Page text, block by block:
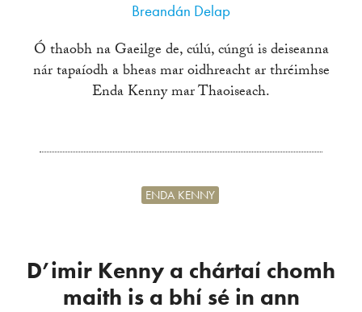
Breandán Delap
Ó thaobh na Gaeilge de, cúlú, cúngú is deiseanna
nár tapaíodh a bheas mar oidhreacht ar thréimhse
Enda Kenny mar Thaoiseach.
D’imir Kenny a chártaí chomh
maith is a bhí sé in ann
ENDA KENNY